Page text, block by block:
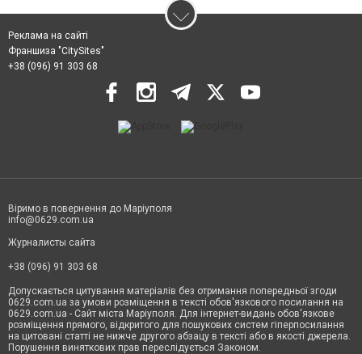
Реклама на сайті
Франшиза "CitySites"
+38 (096) 91 303 68
Віримо в повернення до Маріуполя
info@0629.com.ua
Журналисты сайта
+38 (096) 91 303 68
Допускається цитування матеріалів без отримання попередньої згоди
0629.com.ua за умови розміщення в тексті обов'язкового посилання на
0629.com.ua - Сайт міста Маріуполя. Для інтернет-видань обов'язкове
розміщення прямого, відкритого для пошукових систем гіперпосилання
на цитовані статті не нижче другого абзацу в тексті або в якості джерела.
Порушення виняткових прав переслідується Законом.